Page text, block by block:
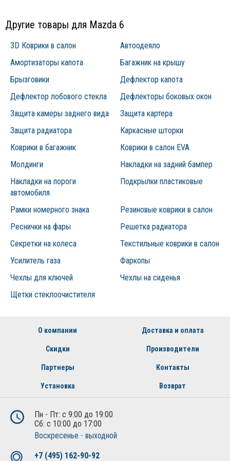
Другие товары для Mazda 6
3D Коврики в салон
Автоодеяло
Амортизаторы капота
Багажник на крышу
Брызговики
Дефлектор капота
Дефлектор лобового стекла
Дефлекторы боковых окон
Защита камеры заднего вида
Защита картера
Защита радиатора
Каркасные шторки
Коврики в багажник
Коврики в салон EVA
Молдинги
Накладки на задний бампер
Накладки на пороги
автомобиля
Подкрылки пластиковые
Рамки номерного знака
Резиновые коврики в салон
Реснички на фары
Решетка радиатора
Секретки на колеса
Текстильные коврики в салон
Усилитель газа
Фаркопы
Чехлы для ключей
Чехлы на сиденья
Щетки стеклоочистителя
О компании Доставка и оплата
Скидки Производители
Партнеры Контакты
Установка Возврат
Пн - Пт: с 9:00 до 19:00
Сб: с 10:00 до 17:00
Воскресенье - выходной
+7 (495) 162-90-92